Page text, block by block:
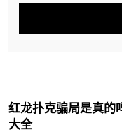
红龙扑克骗局是真的
大全